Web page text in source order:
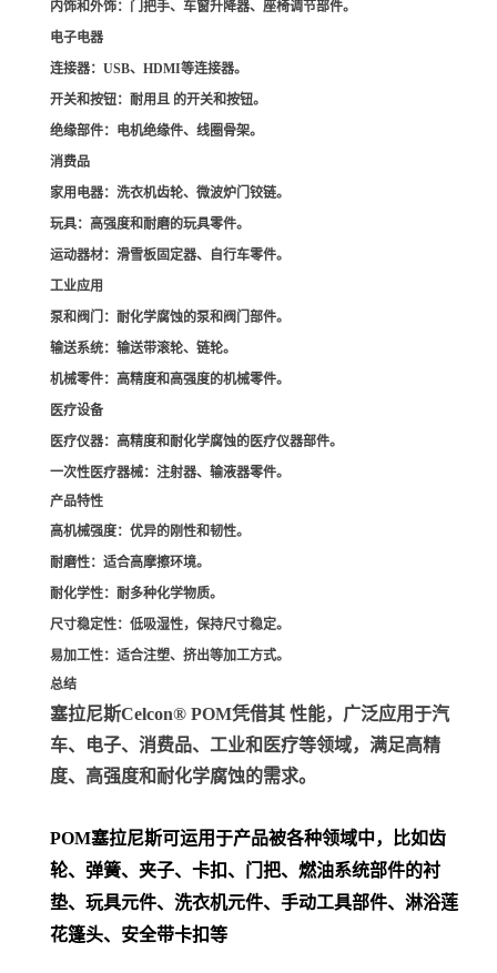
内饰和外饰：门把手、车窗升降器、座椅调节部件。
电子电器
连接器：USB、HDMI等连接器。
开关和按钮：耐用且 的开关和按钮。
绝缘部件：电机绝缘件、线圈骨架。
消费品
家用电器：洗衣机齿轮、微波炉门铰链。
玩具：高强度和耐磨的玩具零件。
运动器材：滑雪板固定器、自行车零件。
工业应用
泵和阀门 ：耐化学腐蚀的泵和阀门部件。
输送系统：输送带滚轮、链轮。
机械零件：高精度和高强度的机械零件。
医疗设备
医疗仪器：高精度和耐化学腐蚀的医疗仪器部件。
一次性医疗器械：注射器、输液器零件。
产品特性
高机械强度：优异的刚性和韧性。
耐磨性：适合高摩擦环境。
耐化学性：耐多种化学物质。
尺寸稳定性：低吸湿性，保持尺寸稳定。
易加工性：适合注塑、挤出等加工方式。
总结
塞拉尼斯Celcon® POM凭借其 性能，广泛应用于汽
车、电子、消费品、工业和医疗等领域，满足高精
度、高强度和耐化学腐蚀的需求。
POM塞拉尼斯可运用于产品被各种领域中，比如齿
轮、弹簧、夹子、卡扣、门把、 燃油系统部件的衬
垫、玩具元件、洗衣机元件、手动工具部件、淋浴莲
花篷头、安全带卡扣等